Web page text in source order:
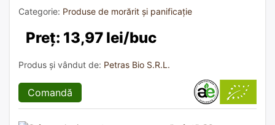
Categorie: Produse de morărit și panificație
Preț: 13,97 lei/buc
Produs și vândut de: Petras Bio S.R.L.
Comandă